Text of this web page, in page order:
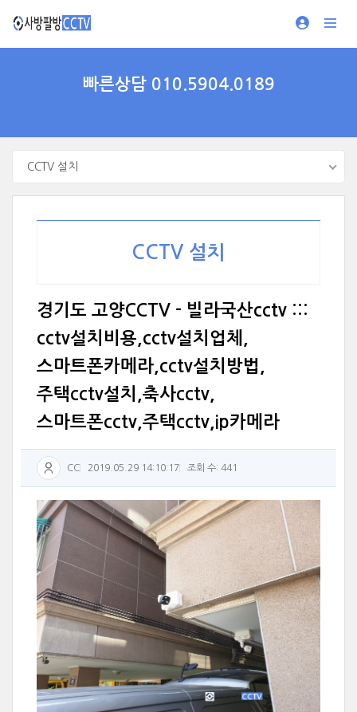
빠른상담 010.5904.0189
CCTV 설치
CCTV 설치
경기도 고양CCTV - 빌라국산cctv :::
cctv설치비용,cctv설치업체,
스마트폰카메라,cctv설치방법,
주택cctv설치,축사cctv,
스마트폰cctv,주택cctv,ip카메라
CC 2019.05.29 14:10:17 조회 수: 441